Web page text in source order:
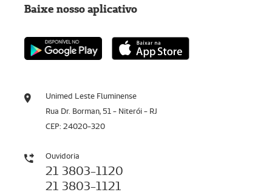
Unimed Leste Fluminense
Rua Dr. Borman, 51 - Niterói - RJ
CEP: 24020-320
Ouvidoria
21 3803-1120
21 3803-1121
Baixe nosso aplicativo